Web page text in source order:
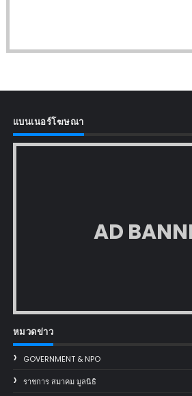
แบนเนอร์โฆษณา
AD
หมวดข่าว
GOVERNMENT & NPO
ราชการ สมาคม มูลนิธิ